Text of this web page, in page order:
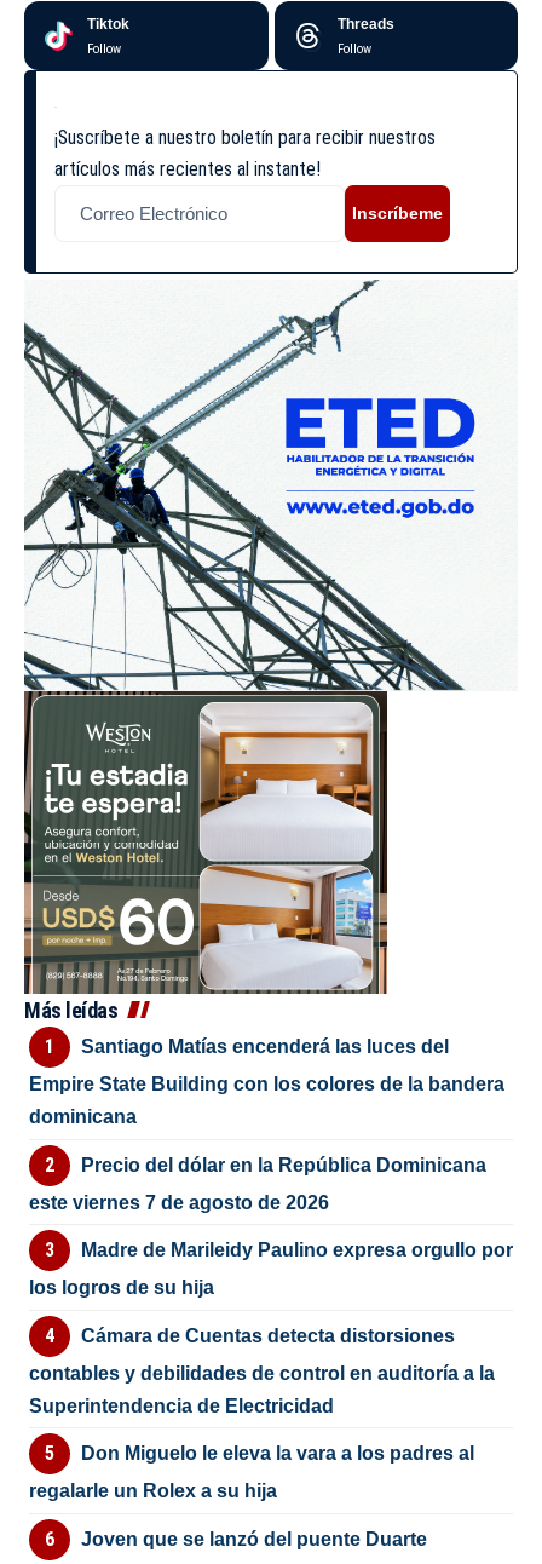
Tiktok
Follow
Threads
Follow
¡Suscríbete a nuestro boletín para recibir nuestros
artículos más recientes al instante!
Inscríbeme
Más leídas
Santiago Matías encenderá las luces del
Empire State Building con los colores de la bandera
dominicana
Precio del dólar en la República Dominicana
este viernes 7 de agosto de 2026
Madre de Marileidy Paulino expresa orgullo por
los logros de su hija
Cámara de Cuentas detecta distorsiones
contables y debilidades de control en auditoría a la
Superintendencia de Electricidad
Don Miguelo le eleva la vara a los padres al
regalarle un Rolex a su hija
Joven que se lanzó del puente Duarte